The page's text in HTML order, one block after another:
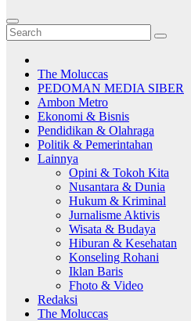
The Moluccas
PEDOMAN MEDIA SIBER
Ambon Metro
Ekonomi & Bisnis
Pendidikan & Olahraga
Politik & Pemerintahan
Lainnya
Opini & Tokoh Kita
Nusantara & Dunia
Hukum & Kriminal
Jurnalisme Aktivis
Wisata & Budaya
Hiburan & Kesehatan
Konseling Rohani
Iklan Baris
Fhoto & Video
Redaksi
The Moluccas